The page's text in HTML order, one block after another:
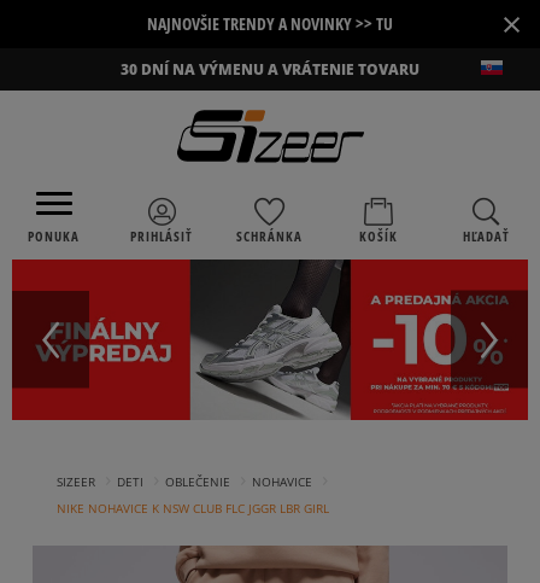
NAJNOVŠIE TRENDY A NOVINKY >> TU ×
30 DNÍ NA VÝMENU A VRÁTENIE TOVARU
PONUKA PRIHLÁSIŤ SCHRÁNKA KOŠÍK HĽADAŤ
SIZEER DETI OBLEČENIE NOHAVICE
NIKE NOHAVICE K NSW CLUB FLC JGGR LBR GIRL